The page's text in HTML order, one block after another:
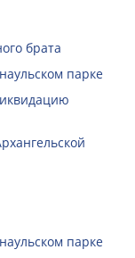
брата
парке
парке